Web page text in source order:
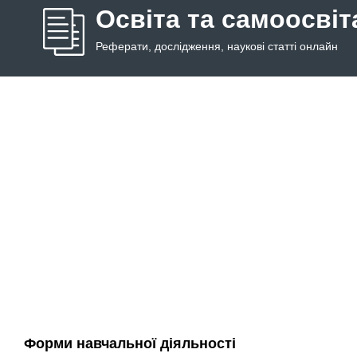
Освіта та
Реферати, дослідження, наукові статті онлайн
Форми навчальної діяльності